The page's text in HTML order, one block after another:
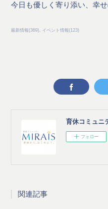
今日も優しく寄り添い、幸
最新情報(369) イベント情報(123)
育休コミュニ
フォロー
関連記事